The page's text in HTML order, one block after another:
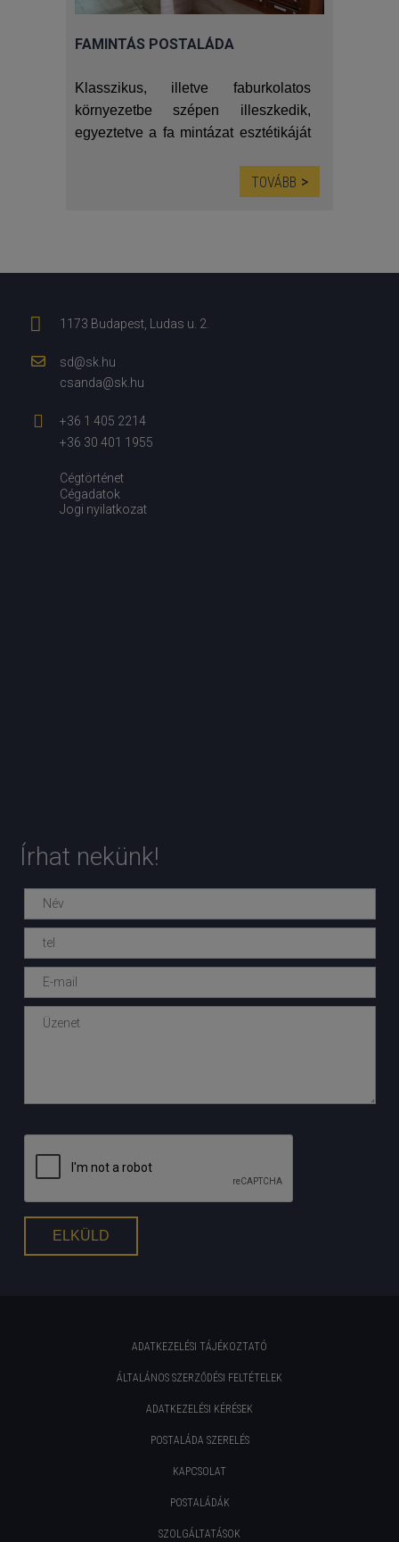
FAMINTÁS POSTALÁDA
Klasszikus, illetve faburkolatos
környezetbe szépen illeszkedik,
egyeztetve a fa mintázat esztétikáját
értékeit. LED világítás teszi még
egyszerűbbé a postaláda használatát
TOVÁBB
1173 Budapest, Ludas u. 2.
sd@sk.hu
csanda@sk.hu
+36 1 405 2214
+36 30 401 1955
Cégtörténet
Cégadatok
Jogi nyilatkozat
Írhat nekünk!
ADATKEZELÉSI TÁJÉKOZTATÓ
ÁLTALÁNOS SZERZŐDÉSI FELTÉTELEK
ADATKEZELÉSI KÉRÉSEK
POSTALÁDA SZERELÉS
KAPCSOLAT
POSTALÁDÁK
SZOLGÁLTATÁSOK